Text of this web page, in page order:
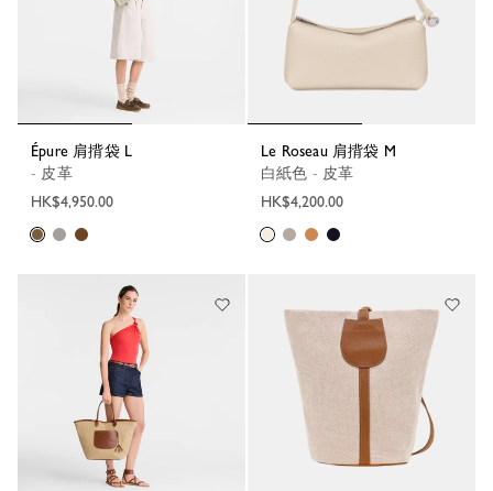
Épure 肩揹袋 L
- 皮革
HK$4,950.00
Le Roseau 肩揹袋 M
白紙色 - 皮革
HK$4,200.00